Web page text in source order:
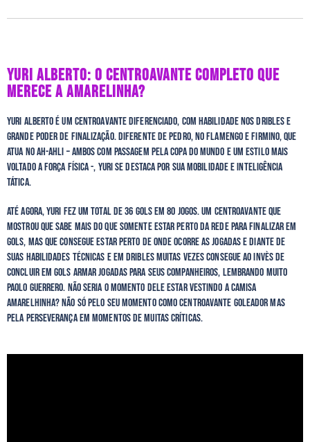
YURI ALBERTO: O CENTROAVANTE COMPLETO QUE
MERECE A AMARELINHA?
Yuri Alberto é um centroavante diferenciado, com habilidade nos dribles e
grande poder de finalização. Diferente de Pedro, no Flamengo e Firmino, que
atua no Ah-Ahli – ambos com passagem pela Copa do Mundo e um estilo mais
voltado a força física -, Yuri se destaca por sua mobilidade e inteligência
tática.
Até agora, Yuri fez um total de 36 gols em 80 jogos. Um centroavante que
mostrou que sabe mais do que somente estar perto da rede para finalizar em
gols, mas que consegue estar perto de onde ocorre as jogadas e diante de
suas habilidades técnicas e em dribles muitas vezes consegue ao invès de
concluir em gols armar jogadas para seus companheiros, lembrando muito
Paolo Guerrero. Não seria o momento dele estar vestindo a camisa
amarelhinha? Não só pelo seu momento como centroavante goleador mas
pela perseverança em momentos de muitas críticas.